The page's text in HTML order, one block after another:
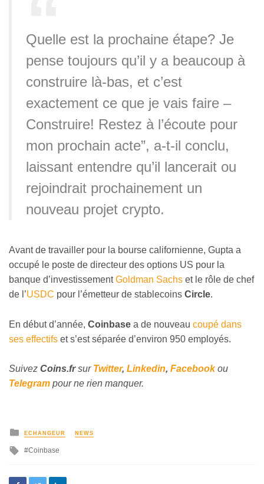
Quelle est la prochaine étape? Je
pense toujours qu’il y a beaucoup à
construire là-bas, et c’est
exactement ce que je vais faire –
Construire! Restez à l’écoute pour
mon prochain acte”, a-t-il conclu,
laissant entendre qu’il lancerait ou
rejoindrait prochainement un
nouveau projet crypto.
Avant de travailler pour la bourse californienne, Gupta a
occupé le poste de directeur des options US pour la
banque d’investissementGoldman Sachs et le rôle de chef
de l’USDC pour l’émetteur de stablecoins Circle.
En début d’année, Coinbase a de nouveau coupé dans
ses effectifs et s’est séparée d’environ 950 employés.
Suivez Coins.frsur Twitter, Linkedin, Facebookou
Telegram pour ne rien manquer.
ECHANGEUR NEWS
Coinbase